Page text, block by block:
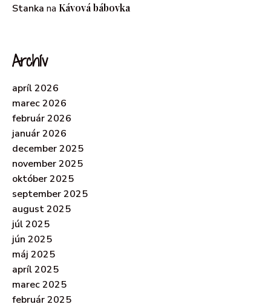
Stanka na Kávová bábovka
Archív
apríl 2026
marec 2026
február 2026
január 2026
december 2025
november 2025
október 2025
september 2025
august 2025
júl 2025
jún 2025
máj 2025
apríl 2025
marec 2025
február 2025